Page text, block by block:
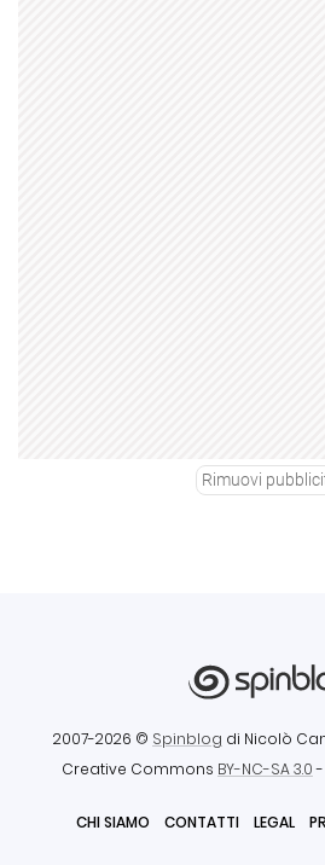
Rimuovi
2007-2026 © Spinblog di Nicolò
Creative Commons BY-NC-SA 3.0-
CHI SIAMO CONTATTI LEGAL